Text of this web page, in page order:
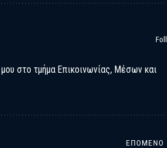
στο τμήμα Επικοινωνίας, Μέσων και
ΕΠΌΜΕΝΟ